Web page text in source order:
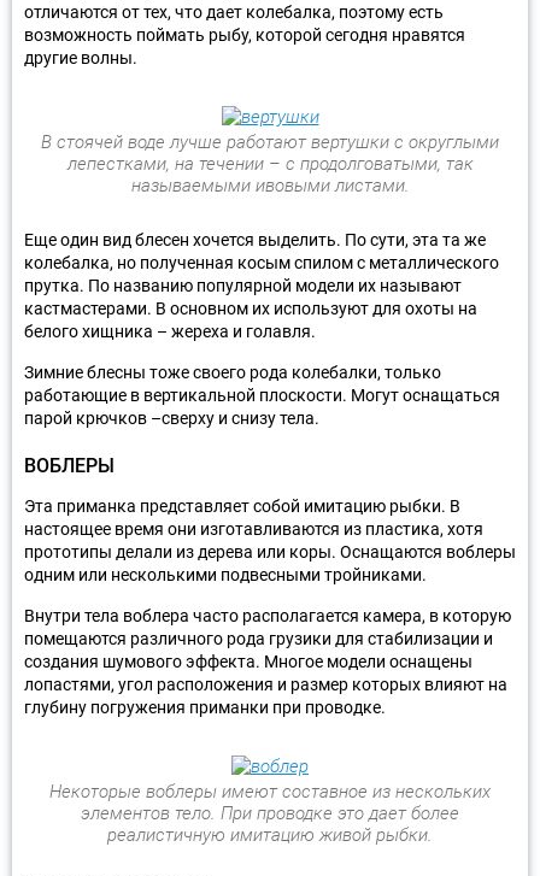
отличаются от тех, что дает колебалка, поэтому есть
возможность поймать рыбу, которой сегодня нравятся
другие волны.
В стоячей воде лучше работают вертушки с округлыми
лепестками, на течении – с продолговатыми, так
называемыми ивовыми листами.
Еще один вид блесен хочется выделить. По сути, эта та же
колебалка, но полученная косым спилом с металлического
прутка. По названию популярной модели их называют
кастмастерами. В основном их используют для охоты на
белого хищника – жереха и голавля.
Зимние блесны тоже своего рода колебалки, только
работающие в вертикальной плоскости. Могут оснащаться
парой крючков –сверху и снизу тела.
ВОБЛЕРЫ
Эта приманка представляет собой имитацию рыбки. В
настоящее время они изготавливаются из пластика, хотя
прототипы делали из дерева или коры. Оснащаются воблеры
одним или несколькими подвесными тройниками.
Внутри тела воблера часто располагается камера, в которую
помещаются различного рода грузики для стабилизации и
создания шумового эффекта. Многое модели оснащены
лопастями, угол расположения и размер которых влияют на
глубину погружения приманки при проводке.
Некоторые воблеры имеют составное из нескольких
элементов тело. При проводке это дает более
реалистичную имитацию живой рыбки.